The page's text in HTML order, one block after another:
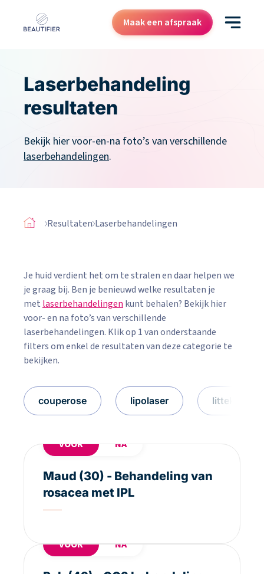
Maak een afspraak
Resultaten
Over ons
Contact
Laserbehandeling
resultaten
Bekijk hier voor-en-na foto’s van verschillende
laserbehandelingen.
Resultaten Laserbehandelingen
Je huid verdient het om te stralen en daar helpen we
je graag bij. Ben je benieuwd welke resultaten je
met laserbehandelingenkunt behalen? Bekijk hier
voor- en na foto’s van verschillende
laserbehandelingen. Klik op 1 van onderstaande
filters om enkel de resultaten van deze categorie te
bekijken.
couperose lipolaser littekens
VOOR NA
Maud (30) - Behandeling van
rosacea met IPL
VOOR NA